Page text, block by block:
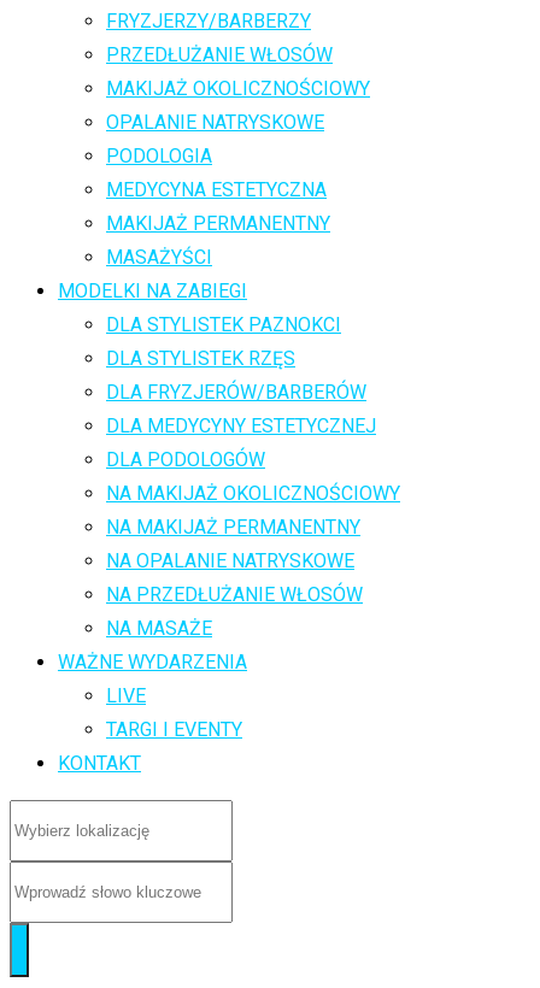
FRYZJERZY/BARBERZY
PRZEDŁUŻANIE WŁOSÓW
MAKIJAŻ OKOLICZNOŚCIOWY
OPALANIE NATRYSKOWE
PODOLOGIA
MEDYCYNA ESTETYCZNA
MAKIJAŻ PERMANENTNY
MASAŻYŚCI
MODELKI NA ZABIEGI
DLA STYLISTEK PAZNOKCI
DLA STYLISTEK RZĘS
DLA FRYZJERÓW/BARBERÓW
DLA MEDYCYNY ESTETYCZNEJ
DLA PODOLOGÓW
NA MAKIJAŻ OKOLICZNOŚCIOWY
NA MAKIJAŻ PERMANENTNY
NA OPALANIE NATRYSKOWE
NA PRZEDŁUŻANIE WŁOSÓW
NA MASAŻE
WAŻNE WYDARZENIA
LIVE
TARGI I EVENTY
KONTAKT